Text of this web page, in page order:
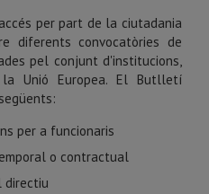
per part de la ciutadania
diferents convocatòries de
pel conjunt d'institucions,
Unió Europea. El Butlletí
per a funcionaris
o contractual
directiu